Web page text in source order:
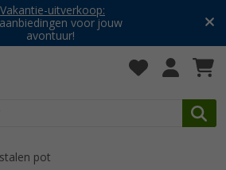
Vakantie-uitverkoop:
voor jouw
avontuur!
pot